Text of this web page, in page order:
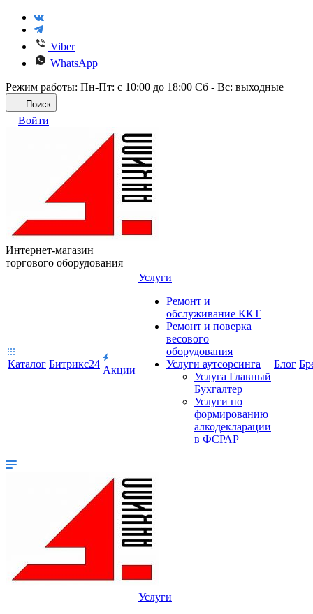
Viber
WhatsApp
Режим работы: Пн-Пт: с 10:00 до 18:00 Сб - Вс: выходные
Поиск
Войти
Интернет-магазин
торгового оборудования
Каталог Битрикс24
Акции
Услуги
Ремонт и
обслуживание ККТ
Ремонт и поверка
весового
оборудования
Услуги аутсорсинга
Услуга Главный
Бухгалтер
Услуги по
формированию
алкодекларации
в ФСРАР
Блог
Услуги